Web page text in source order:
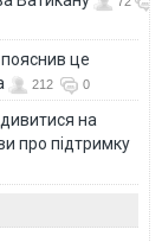
це
212 0
на
про підтримку